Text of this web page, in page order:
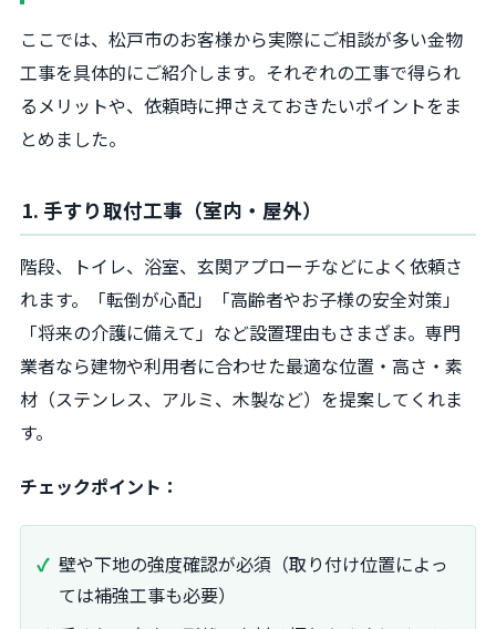
ここでは、松戸市のお客様から実際にご相談が多い金物
工事を具体的にご紹介します。それぞれの工事で得られ
るメリットや、依頼時に押さえておきたいポイントをま
とめました。
1. 手すり取付工事（室内・屋外）
階段、トイレ、浴室、玄関アプローチなどによく依頼さ
れます。「転倒が心配」「高齢者やお子様の安全対策」
「将来の介護に備えて」など設置理由もさまざま。専門
業者なら建物や利用者に合わせた最適な位置・高さ・素
材（ステンレス、アルミ、木製など）を提案してくれま
す。
チェックポイント：
壁や下地の強度確認が必須（取り付け位置によっ
ては補強工事も必要）